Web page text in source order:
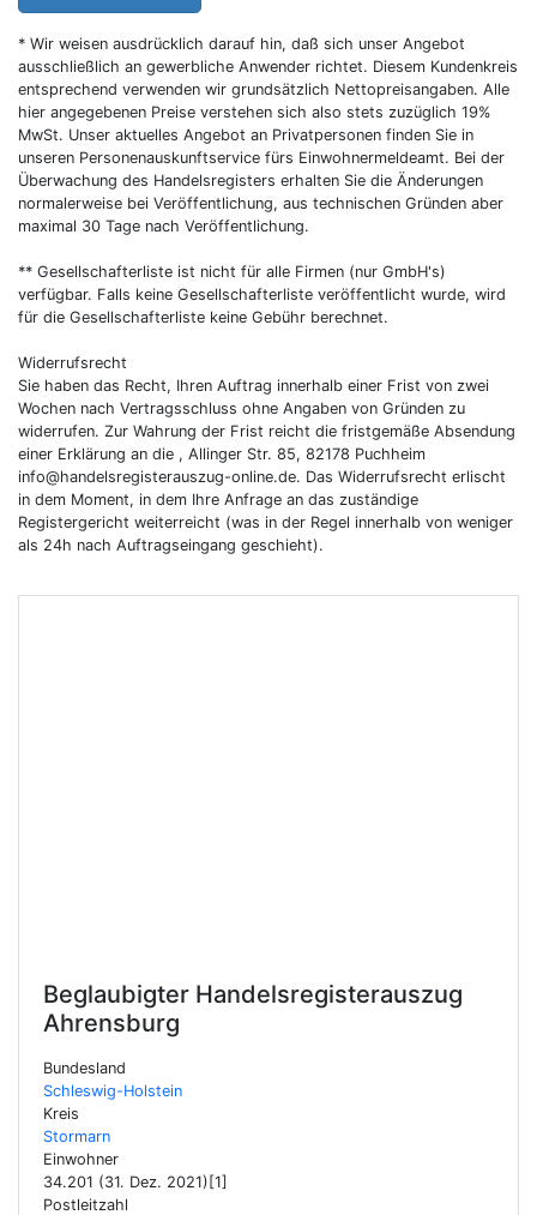
Beglaubigter Handelsregisterauszug
Ahrensburg
Bundesland
Schleswig-Holstein
Kreis
Stormarn
Einwohner
34.201 (31. Dez. 2021)[1]
Postleitzahl
* Wir weisen ausdrücklich darauf hin, daß sich unser Angebot
ausschließlich an gewerbliche Anwender richtet. Diesem Kundenkreis
entsprechend verwenden wir grundsätzlich Nettopreisangaben. Alle
hier angegebenen Preise verstehen sich also stets zuzüglich 19%
MwSt. Unser aktuelles Angebot an Privatpersonen finden Sie in
unseren Personenauskunftservice fürs Einwohnermeldeamt. Bei der
Überwachung des Handelsregisters erhalten Sie die Änderungen
normalerweise bei Veröffentlichung, aus technischen Gründen aber
maximal 30 Tage nach Veröffentlichung.
** Gesellschafterliste ist nicht für alle Firmen (nur GmbH's)
verfügbar. Falls keine Gesellschafterliste veröffentlicht wurde, wird
für die Gesellschafterliste keine Gebühr berechnet.
Widerrufsrecht
Sie haben das Recht, Ihren Auftrag innerhalb einer Frist von zwei
Wochen nach Vertragsschluss ohne Angaben von Gründen zu
widerrufen. Zur Wahrung der Frist reicht die fristgemäße Absendung
einer Erklärung an die , Allinger Str. 85, 82178 Puchheim
info@handelsregisterauszug-online.de. Das Widerrufsrecht erlischt
in dem Moment, in dem Ihre Anfrage an das zuständige
Registergericht weiterreicht (was in der Regel innerhalb von weniger
als 24h nach Auftragseingang geschieht).